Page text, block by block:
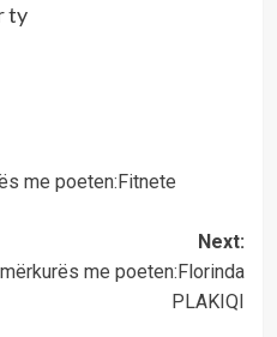
ty
me poeten:Fitnete
Next:
me poeten:Florinda
PLAKIQI